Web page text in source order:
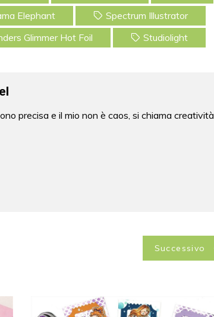
Elephant
Spectrum Illustrator
Glimmer Hot Foil Studiolight
precisa e il mio non è caos, si chiama creatività.
Successivo